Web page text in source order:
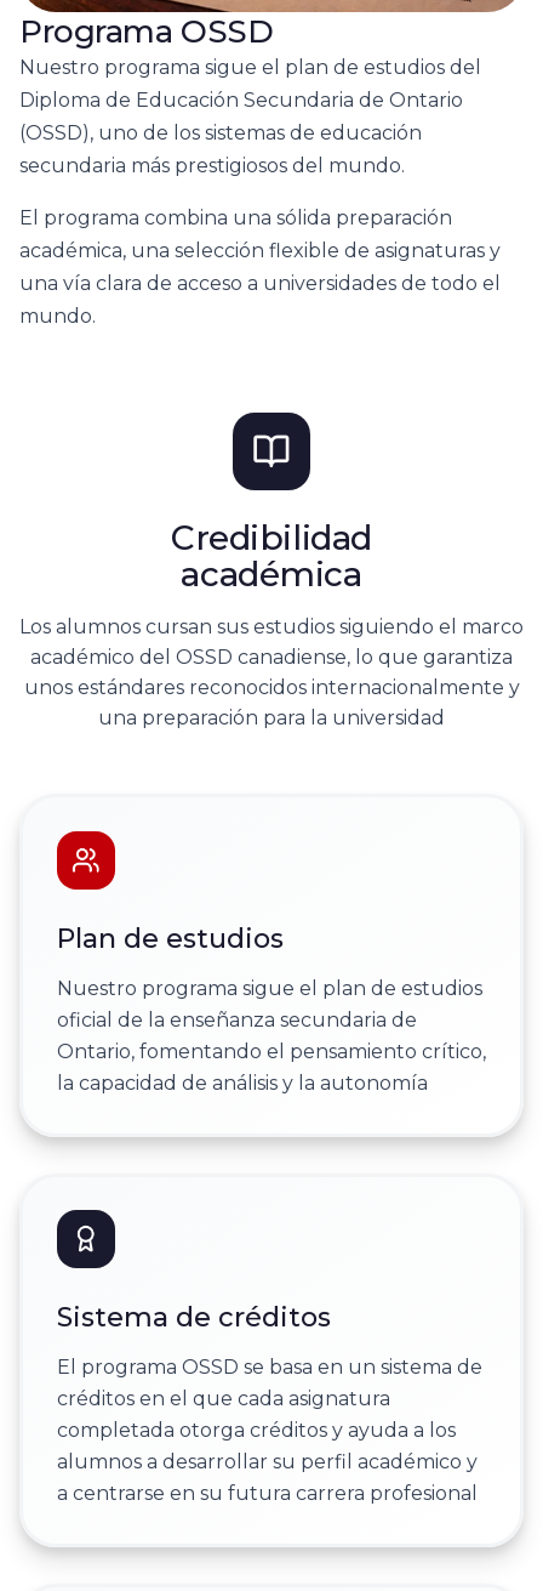
Programa OSSD
Nuestro programa sigue el plan de estudios del
Diploma de Educación Secundaria de Ontario
(OSSD), uno de los sistemas de educación
secundaria más prestigiosos del mundo.
El programa combina una sólida preparación
académica, una selección flexible de asignaturas y
una vía clara de acceso a universidades de todo el
mundo.
Credibilidad
académica
Los alumnos cursan sus estudios siguiendo el marco
académico del OSSD canadiense, lo que garantiza
unos estándares reconocidos internacionalmente y
una preparación para la universidad
Plan de estudios
Nuestro programa sigue el plan de estudios
oficial de la enseñanza secundaria de
Ontario, fomentando el pensamiento crítico,
la capacidad de análisis y la autonomía
Sistema de créditos
El programa OSSD se basa en un sistema de
créditos en el que cada asignatura
completada otorga créditos y ayuda a los
alumnos a desarrollar su perfil académico y
a centrarse en su futura carrera profesional